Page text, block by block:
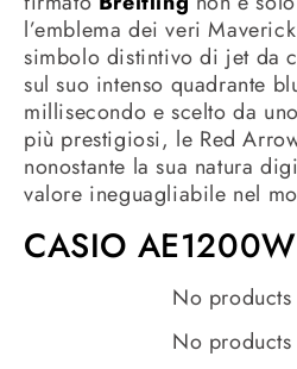
l’emblema dei veri
simbolo distintivo di jet da
sul suo intenso quadrante
millisecondo e scelto da
più prestigiosi, le Red
nonostante la sua natura
valore ineguagliabile nel
CASIO
No
No